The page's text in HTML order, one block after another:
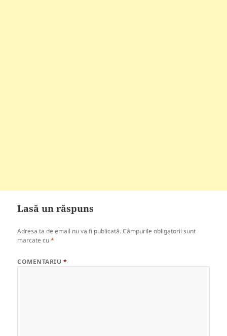
Lasă un răspuns
Adresa ta de email nu va fi publicată. Câmpurile obligatorii sunt
marcate cu*
COMENTARIU *